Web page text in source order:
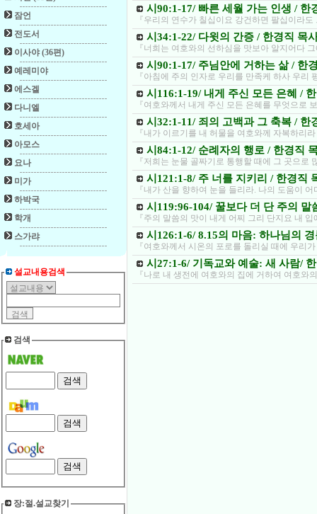
잠언
전도서
이사야 (36편)
예레미야
에스겔
다니엘
호세아
아모스
요나
미가
하박국
학개
스가랴
설교내용검색
검색
장:절.설교찾기
시90:1-17/ 빠른 세월 가는 인생 / 한
『우리의 연수가 칠십이요 강건하면 팔십이라
시34:1-22/ 다윗의 간증 / 한경직 목
『너희는 여호와의 선하심을 맛보아 알지어다
시90:1-17/ 주님안에 거하는 삶 / 한
『아침에 주의 인자로 우리를 만족케 하사 우
시116:1-19/ 내게 주신 모든 은혜 /
『여호와께서 내게 주신 모든 은혜를 무엇으로
시32:1-11/ 죄의 고백과 그 축복 / 한
『내가 이르기를 내 허물을 여호와께 자복하리
시84:1-12/ 순례자의 행로 / 한경직
『저희는 눈물 골짜기로 통행할 때에 그 곳으
시121:1-8/ 주 너를 지키리 / 한경직
『내가 산을 향하여 눈을 들리라. 나의 도움이
시119:96-104/ 꿀보다 더 단 주의 말
『주의 말씀의 맛이 내게 어찌 그리 단지요 내
시126:1-6/ 8.15의 마음: 하나님의
『여호와께서 시온의 포로를 돌리실 때에 우리
시27:1-6/ 기독교와 예술: 새 사람/
『나로 내 생전에 여호와의 집에 거하여 여호